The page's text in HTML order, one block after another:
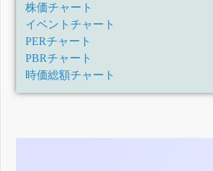
有価証券報告書-第158期(平成29年4月1日-
四半期報告書-第158期第3四半期(平成29年
12月31日)
四半期報告書-第158期第2四半期(平成29年
月30日)
四半期報告書-第158期第1四半期(平成29年
月30日)
有価証券報告書-第157期(平成28年4月1日-
四半期報告書-第157期第2四半期(平成28年
株価チャート
イベントチャート
PERチャート
PBRチャート
時価総額チャート